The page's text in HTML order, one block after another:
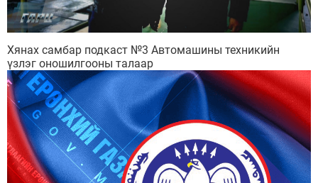
Хянах самбар подкаст №3 Автомашины техникийн
үзлэг оношилгооны талаар